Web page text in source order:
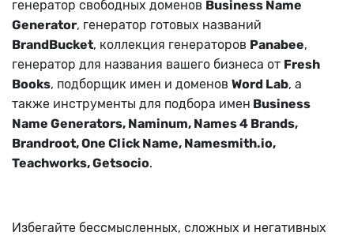
генератор свободных доменов Business Name
Generator, генератор готовых названий
BrandBucket, коллекция генераторов Panabee,
генератор для названия вашего бизнеса от Fresh
Books, подборщик имен и доменов Word Lab, а
также инструменты для подбора имен Business
Name Generators, Naminum, Names 4 Brands,
Brandroot, One Click Name, Namesmith.io,
Teachworks, Getsocio.
Избегайте бессмысленных, сложных и негативных